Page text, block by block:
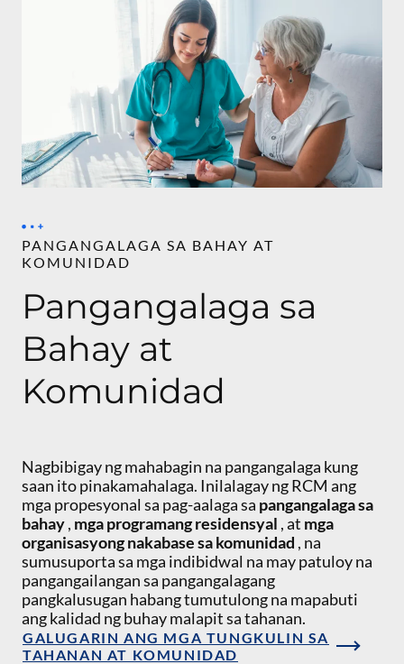
PANGANGALAGA SA BAHAY AT
KOMUNIDAD
Pangangalaga sa
Bahay at
Komunidad
Nagbibigay ng mahabagin na pangangalaga kung
saan ito pinakamahalaga. Inilalagay ng RCM ang
mga propesyonal sa pag-aalaga sa pangangalaga sa
bahay, mga programang residensyal , at mga
organisasyong nakabase sa komunidad , na
sumusuporta sa mga indibidwal na may patuloy na
pangangailangan sa pangangalagang
pangkalusugan habang tumutulong na mapabuti
ang kalidad ng buhay malapit sa tahanan.
GALUGARIN ANG MGA TUNGKULIN SA
TAHANAN AT KOMUNIDAD